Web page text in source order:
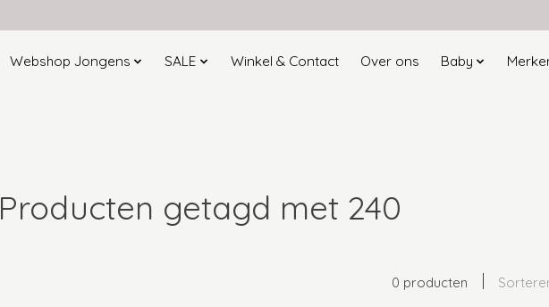
Webshop Jongens SALE Winkel & Contact Over ons Baby
Producten getagd met 240
0 producten